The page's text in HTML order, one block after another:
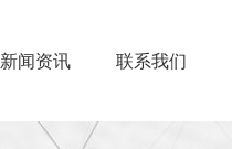
新闻资讯 联系我们